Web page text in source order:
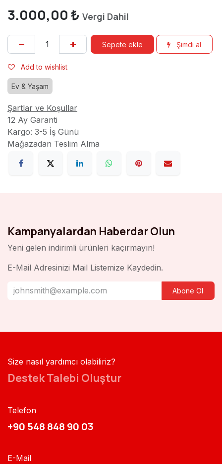
3.000,00 ₺ Vergi Dahil
Sepete ekle Şimdi al
Add to wishlist
Ev & Yaşam
Şartlar ve Koşullar
12 Ay Garanti
Kargo: 3-5 İş Günü
Mağazadan Teslim Alma
Kampanyalardan Haberdar Olun
Yeni gelen indirimli ürünleri kaçırmayın!
E-Mail Adresinizi Mail Listemize Kaydedin.
Abone Ol
Size nasıl yardımcı olabiliriz?
Destek Talebi Oluştur
Telefon
+90 548 848 90 03​​
E-Mail